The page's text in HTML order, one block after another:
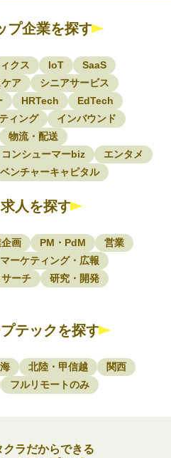
プ企業を探す
クス IoT
SaaS
ア
シニアサービス
HRTech
EdTech
ィング
インバウンド
物流・配送
コンシューマーbiz
エンタメ
ベンチャーキャピタル
人を探す
画 PM・PdM
営業
マーケティング・広報
ーチ
研究・開発
テックを探す
北陸・甲信越
関西
フルリモートのみ
クラだからできる